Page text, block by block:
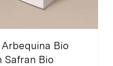
Bio
Safran Bio